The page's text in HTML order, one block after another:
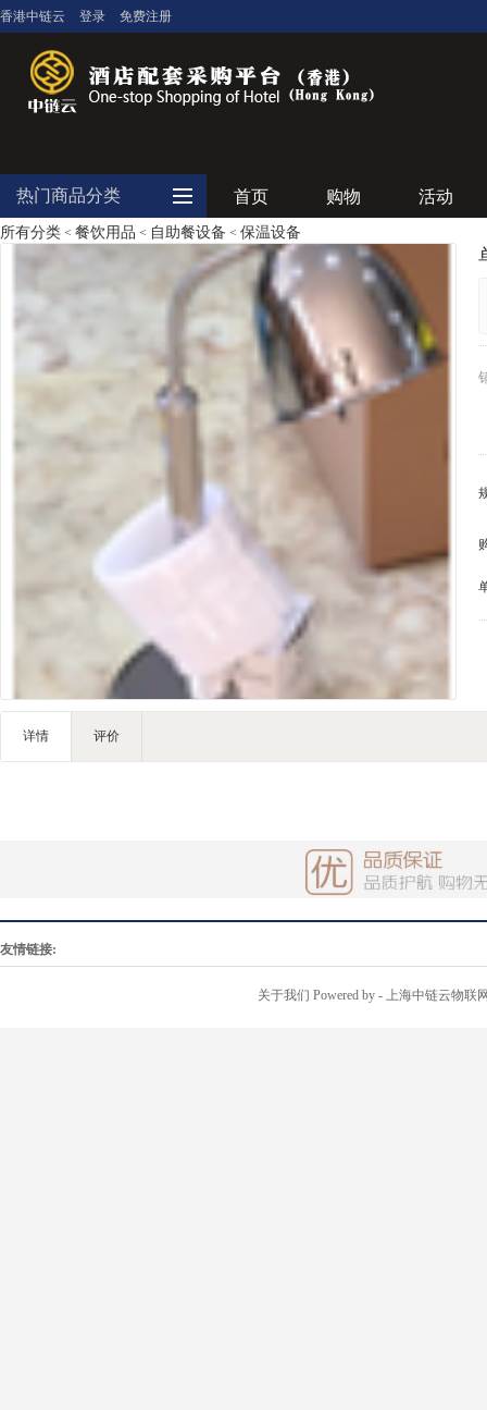
香港中链云 登录 免费注册
热门商品分类 首页 购物 活动
餐饮用品
纺织布草
食品饮料
礼品团购
所有分类 < 餐饮用品 < 自助餐设备 < 保温设备
详情 评价
友情链接:
关于我们 Powered by - 上海中链云物联